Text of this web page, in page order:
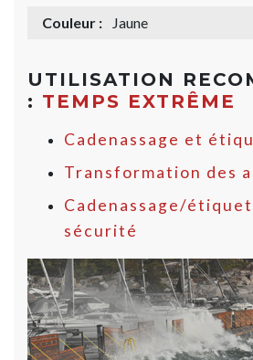
Couleur :
Jaune
UTILISATION
: TEMPS EXTRÊME
Cadenassage et
Transformation des
Cadenassage/
sécurité